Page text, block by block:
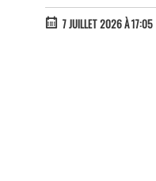
7 JUILLET 2026 À 17:05